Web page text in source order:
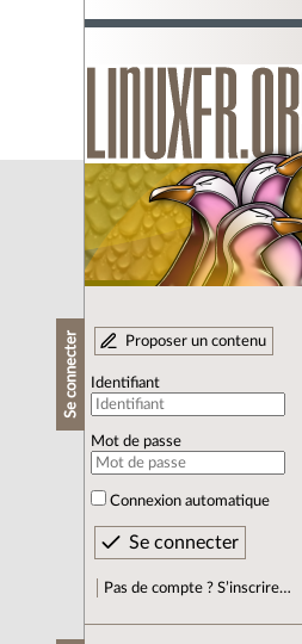
Se connecter Proposer un contenu
Identifiant
Mot de passe
Connexion automatique
Pas de compte ? S’inscrire…